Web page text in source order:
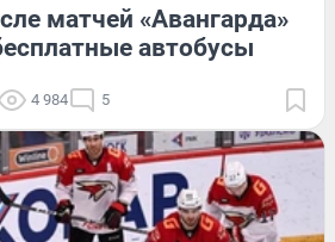
матчей «Авангарда»
автобусы
4 984 5